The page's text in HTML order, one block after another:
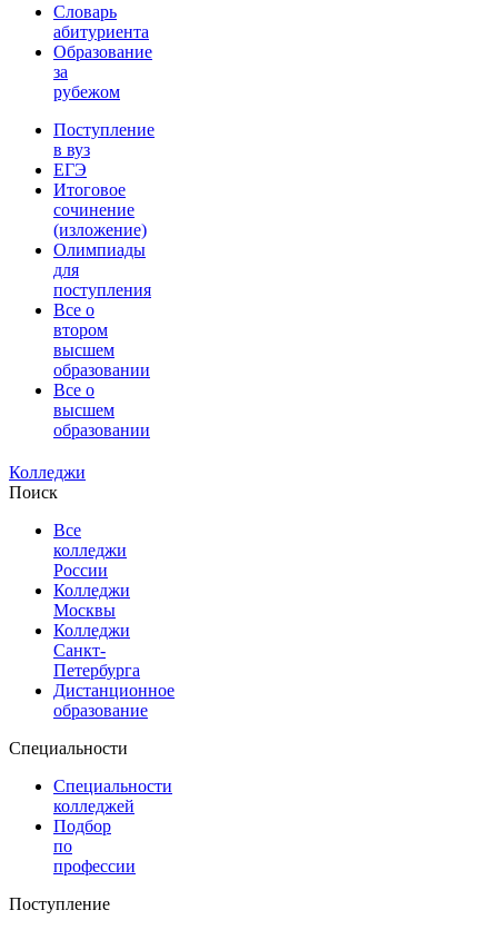
Словарь
абитуриента
Образование
за
рубежом
Поступление
в вуз
ЕГЭ
Итоговое
сочинение
(изложение)
Олимпиады
для
поступления
Все о
втором
высшем
образовании
Все о
высшем
образовании
Колледжи
Поиск
Все
колледжи
России
Колледжи
Москвы
Колледжи
Санкт-
Петербурга
Дистанционное
образование
Специальности
Специальности
колледжей
Подбор
по
профессии
Поступление